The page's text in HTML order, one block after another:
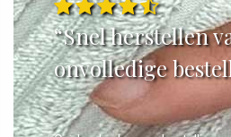
“Snel herstellen
onvolledige